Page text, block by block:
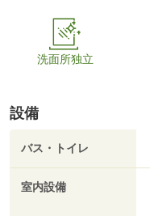
洗面所独立
設備
バス・トイレ
室内設備